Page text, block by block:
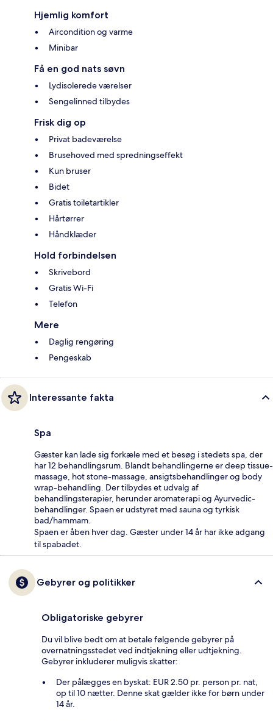
Hjemlig komfort
Aircondition og varme
Minibar
Få en god nats søvn
Lydisolerede værelser
Sengelinned tilbydes
Frisk dig op
Privat badeværelse
Brusehoved med spredningseffekt
Kun bruser
Bidet
Gratis toiletartikler
Hårtørrer
Håndklæder
Hold forbindelsen
Skrivebord
Gratis Wi-Fi
Telefon
Mere
Daglig rengøring
Pengeskab
Interessante fakta
Spa
Gæster kan lade sig forkæle med et besøg i stedets spa, der
har 12 behandlingsrum. Blandt behandlingerne er deep tissue-
massage, hot stone-massage, ansigtsbehandlinger og body
wrap-behandling. Der tilbydes et udvalg af
behandlingsterapier, herunder aromaterapi og Ayurvedic-
behandlinger. Spaen er udstyret med sauna og tyrkisk
bad/hammam.
Spaen er åben hver dag. Gæster under 14 år har ikke adgang
til spabadet.
Gebyrer og politikker
Obligatoriske gebyrer
Du vil blive bedt om at betale følgende gebyrer på
overnatningsstedet ved indtjekning eller udtjekning.
Gebyrer inkluderer muligvis skatter:
Der pålægges en byskat: EUR 2.50 pr. person pr. nat,
op til 10 nætter. Denne skat gælder ikke for børn under
14 år.